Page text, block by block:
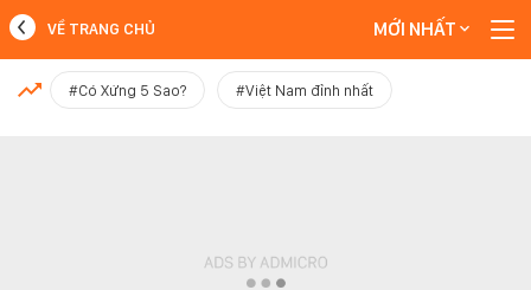
MỚI NHẤT
VỀ TRANG CHỦ MỚI NHẤT
#Có Xứng 5 Sao? #Việt Nam đỉnh nhất